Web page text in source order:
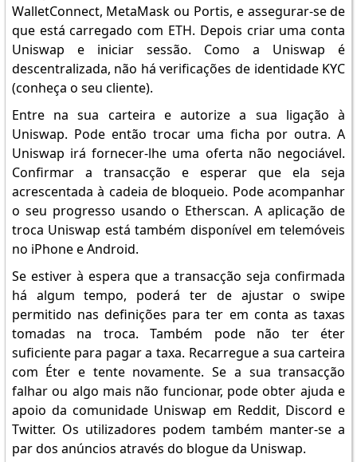
WalletConnect, MetaMask ou Portis, e assegurar-se de
que está carregado com ETH. Depois criar uma conta
Uniswap e iniciar sessão. Como a Uniswap é
descentralizada, não há verificações de identidade KYC
(conheça o seu cliente).
Entre na sua carteira e autorize a sua ligação à
Uniswap. Pode então trocar uma ficha por outra. A
Uniswap irá fornecer-lhe uma oferta não negociável.
Confirmar a transacção e esperar que ela seja
acrescentada à cadeia de bloqueio. Pode acompanhar
o seu progresso usando o Etherscan. A aplicação de
troca Uniswap está também disponível em telemóveis
no iPhone e Android.
Se estiver à espera que a transacção seja confirmada
há algum tempo, poderá ter de ajustar o swipe
permitido nas definições para ter em conta as taxas
tomadas na troca. Também pode não ter éter
suficiente para pagar a taxa. Recarregue a sua carteira
com Éter e tente novamente. Se a sua transacção
falhar ou algo mais não funcionar, pode obter ajuda e
apoio da comunidade Uniswap em Reddit, Discord e
Twitter. Os utilizadores podem também manter-se a
par dos anúncios através do blogue da Uniswap.